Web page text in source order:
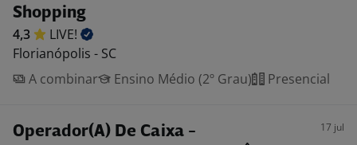
Shopping
4,3
LIVE!
Florianópolis - SC
A combinar
Ensino Médio (2º Grau) Presencial
Operador(A) De Caixa -
17 jul